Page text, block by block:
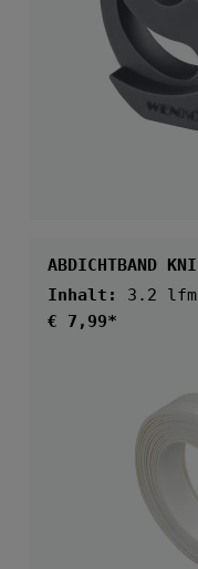
Inhalt: 3.2 lfm
Regulärer Preis:
€ 7,99*